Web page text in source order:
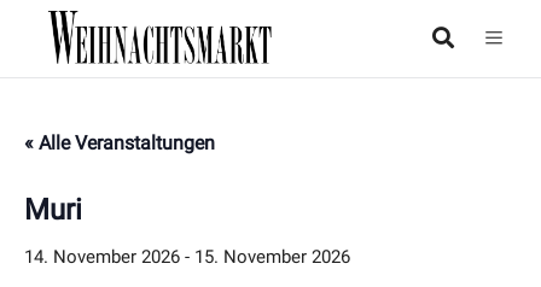
« Alle Veranstaltungen
Muri
14. November 2026 - 15. November 2026